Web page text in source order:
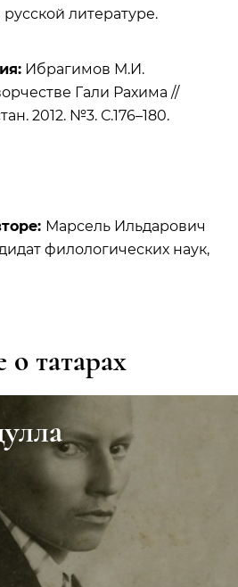
литературе.
Ибрагимов М.И.
Гали Рахима //
2012. №3. С.176–180.
Марсель Ильдарович
филологических наук,
о татарах